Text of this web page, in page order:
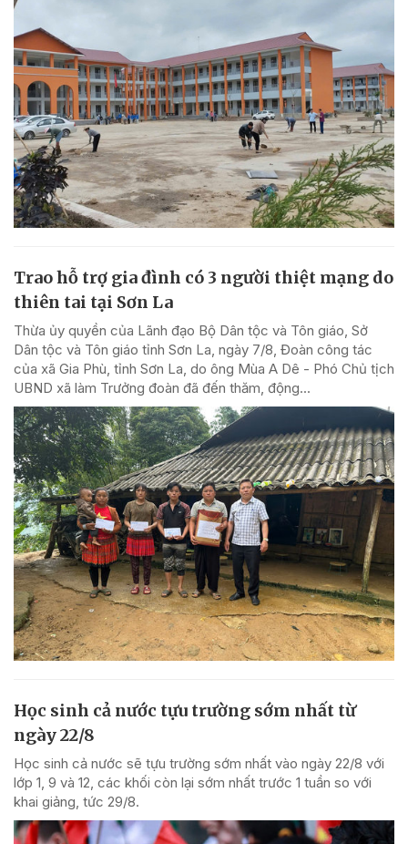
Trao hỗ trợ gia đình có 3 người thiệt mạng do
thiên tai tại Sơn La
Thừa ủy quyền của Lãnh đạo Bộ Dân tộc và Tôn giáo, Sở
Dân tộc và Tôn giáo tỉnh Sơn La, ngày 7/8, Đoàn công tác
của xã Gia Phù, tỉnh Sơn La, do ông Mùa A Dê - Phó Chủ tịch
UBND xã làm Trưởng đoàn đã đến thăm, động...
Học sinh cả nước tựu trường sớm nhất từ
ngày 22/8
Học sinh cả nước sẽ tựu trường sớm nhất vào ngày 22/8 với
lớp 1, 9 và 12, các khối còn lại sớm nhất trước 1 tuần so với
khai giảng, tức 29/8.